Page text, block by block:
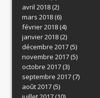
avril 2018(2)
mars 2018(6)
février 2018(4)
janvier 2018(2)
décembre 2017(5)
novembre 2017(5)
octobre 2017(3)
septembre 2017(7)
août 2017(5)